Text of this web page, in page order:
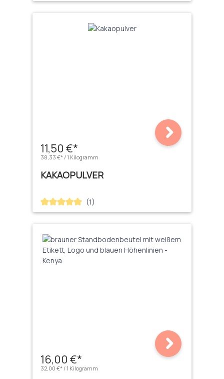
11,50 €*
38,33 €* / 1 Kilogramm
KAKAOPULVER
Durchschnittliche Bewertung von 5 von 5 Sternen
(1)
16,00 €*
32,00 €* / 1 Kilogramm